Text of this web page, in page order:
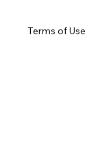
Terms of Use